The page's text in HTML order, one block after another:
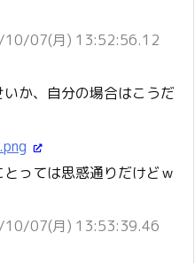
10/07(月) 13:52:56.12
か、自分の場合はこうだ
っては思惑通りだけどｗ
10/07(月) 13:53:39.46